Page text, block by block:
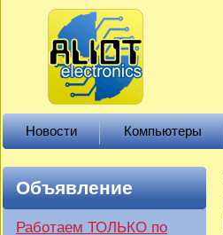
Новости Компьютеры
Объявление
Работаем ТОЛЬКО по